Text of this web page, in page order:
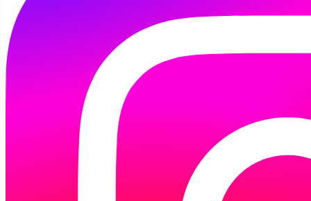
Trwa Ogólnopolski Tydzień Czytania Dzieciom!
Z tej okazji odwiedziłyśmy żłobek "Puchatek"
w Koszalinie.
Czytałyśmy maluchom opowiadanie "Żaba"
Jana Brzechwy, a dzieci z zaciekawieniem